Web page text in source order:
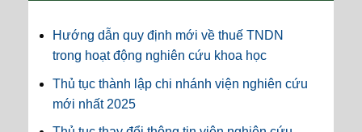
Hướng dẫn quy định mới về thuế TNDN
trong hoạt động nghiên cứu khoa học
Thủ tục thành lập chi nhánh viện nghiên cứu
mới nhất 2025